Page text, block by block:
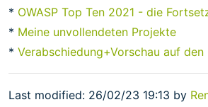
* OWASP Top Ten 2021 - die
* Meine unvollendeten Projekte
* Verabschiedung+Vorschau auf den
Last modified: 26/02/23 19:13 by